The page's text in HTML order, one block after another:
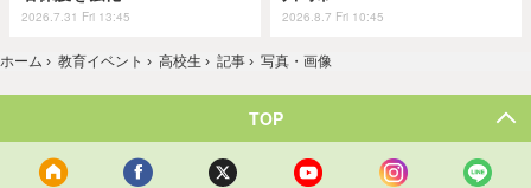
2026.7.31 Fri 13:45 2026.8.7 Fri 10:45
ホーム › 教育イベント › 高校生 › 記事 › 写真・画像
TOP